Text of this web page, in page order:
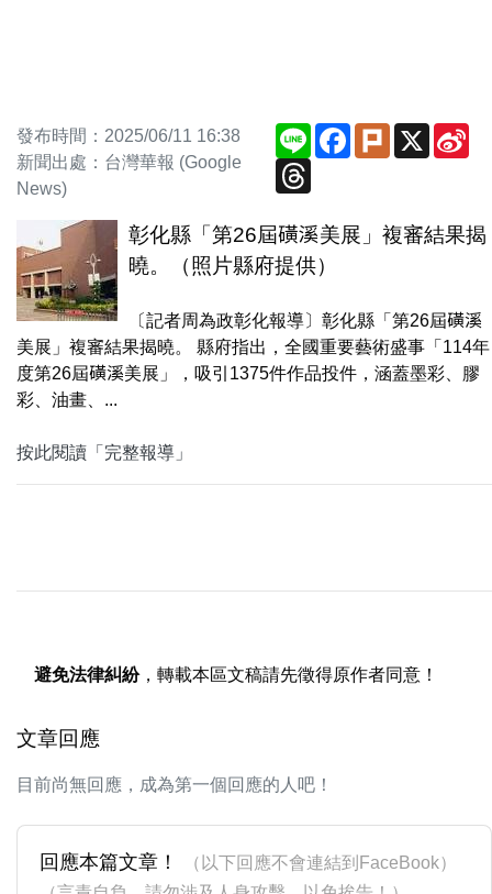
發布時間：2025/06/11 16:38
新聞出處：台灣華報 (Google
News)
Line Facebook
Plurk X
彰化縣「第26屆磺溪美展」複審結果揭
曉。（照片縣府提供）
〔記者周為政彰化報導〕彰化縣「第26屆磺溪
美展」複審結果揭曉。 縣府指出，全國重要藝術盛事「114年
度第26屆磺溪美展」，吸引1375件作品投件，涵蓋墨彩、膠
彩、油畫、...
按此閱讀「完整報導」
避免法律糾紛，轉載本區文稿請先徵得原作者同意！
文章回應
目前尚無回應，成為第一個回應的人吧！
回應本篇文章！
（以下回應不會連結到FaceBook）